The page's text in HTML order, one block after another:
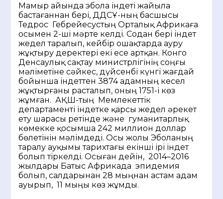
Мамыр айында эбола індеті жайыла
бастағаннан бері, ДДСҰ-ның басшысы
Тедрос Гебрейесустың Орталық Африкаға
осымен 2-ші мәрте келді. Содан бері індет
жедел таралып, кейбір ошақтарда ауру
жұқтыру деректері екі есе артқан. Конго
Денсаулық сақтау министрлігінің соңғы
мәліметіне сәйкес, дүйсенбі күнгі жағдай
бойынша індеттен 3874 адамның кесел
жұқтырғаны расталып, оның 1751-і көз
жұмған. АҚШ-тың Мемлекеттік
департаменті індетке қарсы жедел әрекет
ету шарасы ретінде және гуманитарлық
көмекке қосымша 242 миллион доллар
бөлетінін мәлімдеді. Осы жолы Эболаның
таралу ауқымы тарихтағы екінші ірі індет
болып тіркелді. Осыған дейін, 2014–2016
жылдары Батыс Африкада эпидемия
болып, салдарынан 28 мыңнан астам адам
ауырып, 11 мыңы көз жұмды.